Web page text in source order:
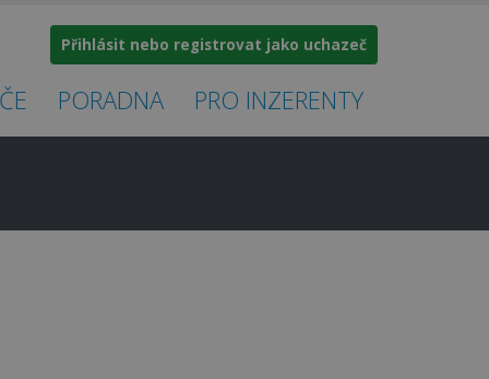
Přihlásit nebo registrovat jako uchazeč
PORADNA PRO INZERENTY